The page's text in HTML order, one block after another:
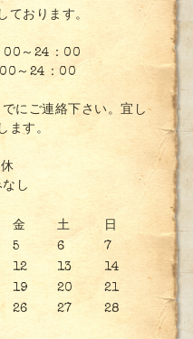
ております。
～24：00
～24：00
にご連絡下さい。宜し
ます。
し
金 土
日
5 6
7
12 13
14
19 20
21
26 27
28